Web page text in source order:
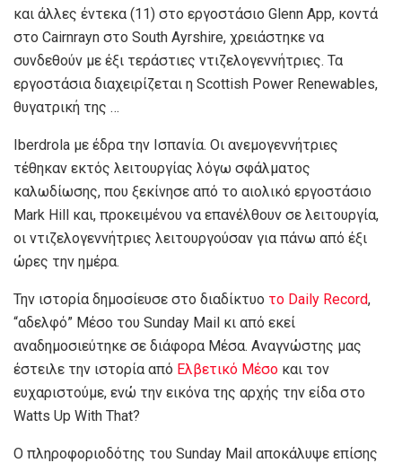
και άλλες έντεκα (11) στο εργοστάσιο Glenn App, κοντά
στο Cairnrayn στο South Ayrshire, χρειάστηκε να
συνδεθούν με έξι τεράστιες ντιζελογεννήτριες. Τα
εργοστάσια διαχειρίζεται η Scottish Power Renewables,
θυγατρική της …
Iberdrola με έδρα την Ισπανία. Οι ανεμογεννήτριες
τέθηκαν εκτός λειτουργίας λόγω σφάλματος
καλωδίωσης, που ξεκίνησε από το αιολικό εργοστάσιο
Mark Hill και, προκειμένου να επανέλθουν σε λειτουργία,
οι ντιζελογεννήτριες λειτουργούσαν για πάνω από έξι
ώρες την ημέρα.
Την ιστορία δημοσίευσε στο διαδίκτυο το Daily Record,
“αδελφό” Μέσο του Sunday Mail κι από εκεί
αναδημοσιεύτηκε σε διάφορα Μέσα. Αναγνώστης μας
έστειλε την ιστορία από Ελβετικό Μέσο και τον
ευχαριστούμε, ενώ την εικόνα της αρχής την είδα στο
Watts Up With That?
Ο πληροφοριοδότης του Sunday Mail αποκάλυψε επίσης